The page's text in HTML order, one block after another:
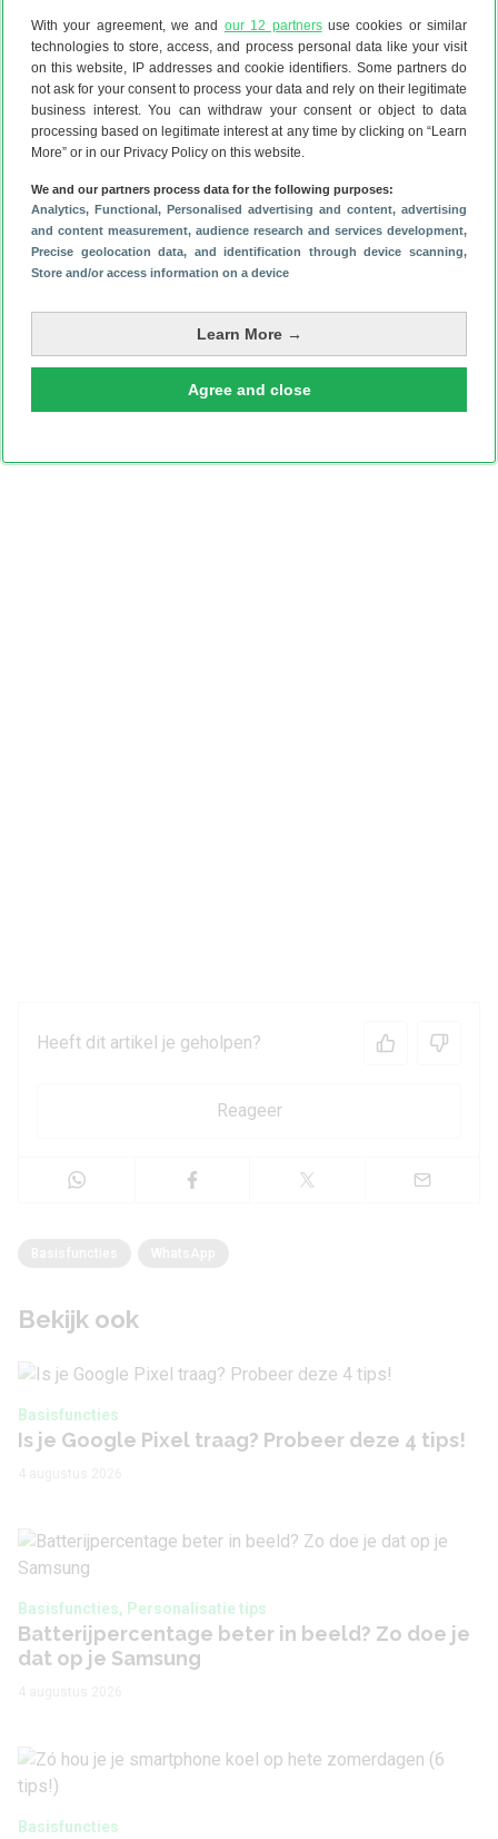
With your agreement, we and our 12 partnersuse cookies or similar
technologies to store, access, and process personal data like your visit
on this website, IP addresses and cookie identifiers. Some partners do
not ask for your consent to process your data and rely on their legitimate
business interest. You can withdraw your consent or object to data
processing based on legitimate interest at any time by clicking on “Learn
More” or in our Privacy Policy on this website.
We and our partners process data for the following purposes:
Analytics, Functional, Personalised advertising and content, advertising
and content measurement, audience research and services development,
Precise geolocation data, and identification through device scanning,
Store and/or access information on a device
Learn More →
Agree and close
‘Ander datagebruik
dan van providers’
Stiekem is het ook leuk om te weten hoeveel internet je
nou verbruikt als je met een wifi-netwerk verbonden bent.
Pak je smartphone er nogmaals bij en open de instellingen.
beneden en kies ‘Ander datagebruik dan van providers’. Ook
daar vind je vervolgens weer een lijndiagram, met
daaronder de apps en hun verbruik.
Hoe meet jij je mobiele dataverbruik? Check je dat via
? Laat ons dan ook gelijk even weten waarom je
kiest voor die optie in de reacties onder dit artikel.
Je leest een artikel dat eerder op onze website is verschenen. We
Heeft dit artikel je geholpen?
Reageer
Bekijk ook
Basisfuncties
Is je Google Pixel traag? Probeer deze 4 tips!
Basisfuncties, Personalisatie tips
Batterijpercentage beter in beeld? Zo doe je
dat op je Samsung
Basisfuncties